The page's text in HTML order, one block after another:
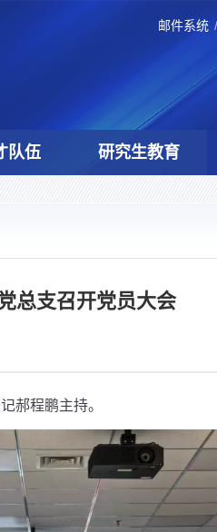
邮件系统
队伍 研究生教育
总支召开党员大会
郝程鹏主持。